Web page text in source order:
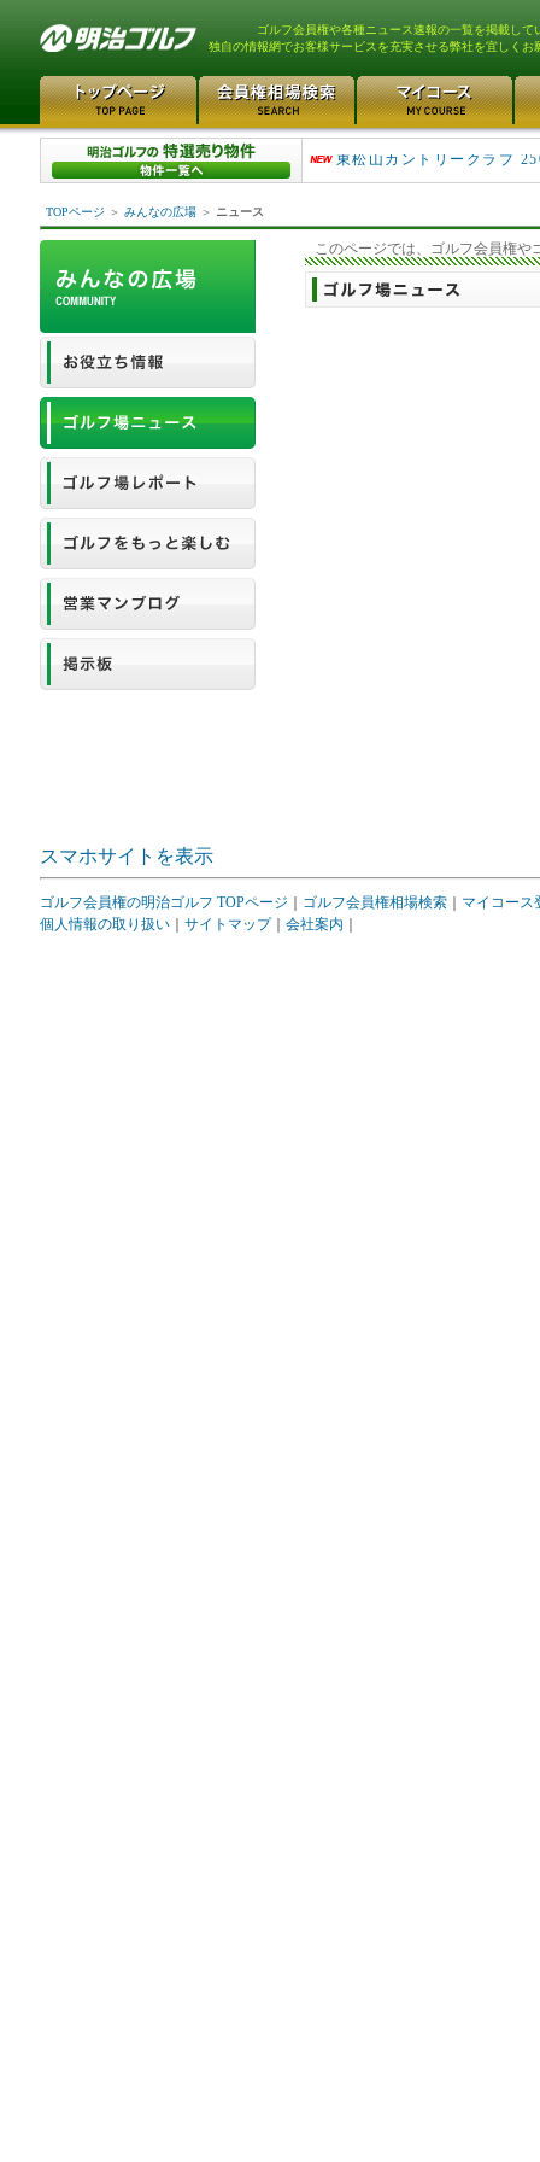
ゴルフ会員権や各種ニュース速報の一覧を掲載して
独自の情報網でお客様サービスを充実させる弊社を宜しくお
平塚富士見カントリーク
東松山カントリークラブ
TOPページ ＞ みんなの広場 ＞ ニュース
このページでは、ゴルフ会員権や
スマホサイトを表示
ゴルフ会員権の明治ゴルフ TOPページ ゴルフ会員権相場検索
マイコース
個人情報の取り扱い
サイトマップ｜ 会社案内